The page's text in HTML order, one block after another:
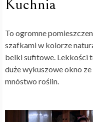
Kuchnia
To ogromne
szafkami w kolorze
belki sufitowe. Lekkości
duże wykuszowe okno
mnóstwo roślin.